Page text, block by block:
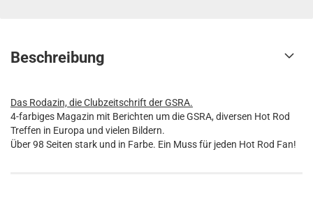
Beschreibung
Das Rodazin, die Clubzeitschrift der GSRA.
4-farbiges Magazin mit Berichten um die GSRA, diversen Hot Rod
Treffen in Europa und vielen Bildern.
Über 98 Seiten stark und in Farbe. Ein Muss für jeden Hot Rod Fan!